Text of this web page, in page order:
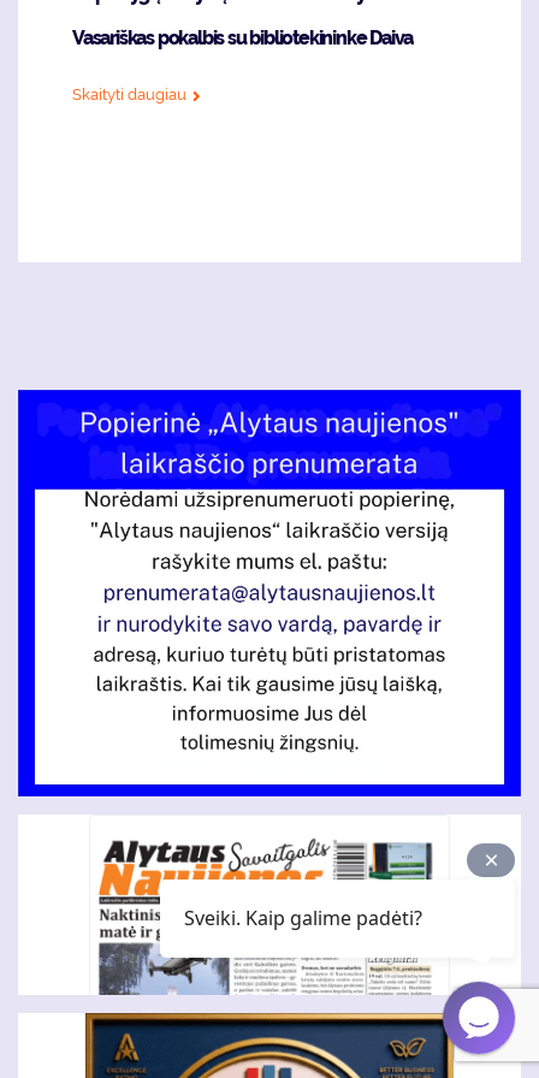
Vasariškas pokalbis su bibliotekininke Daiva
Skaityti daugiau
Sveiki. Kaip galime padėti?